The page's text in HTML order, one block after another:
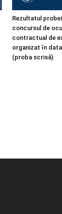
Rezultatul
concursul de
contractual de
organizat în
(proba scrisă)